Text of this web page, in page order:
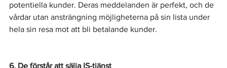
potentiella kunder. Deras meddelanden är perfekt, och de
vårdar utan ansträngning möjligheterna på sin lista under
hela sin resa mot att bli betalande kunder.
6. De förstår att sälja IS-tjänst